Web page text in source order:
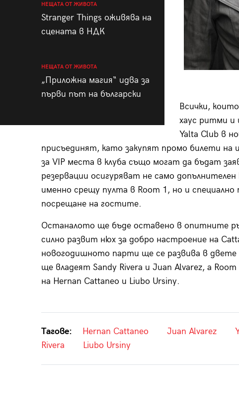
НЕЩАТА ОТ ЖИВОТА
Stranger Things оживява на
сцената в НДК
НЕЩАТА ОТ ЖИВОТА
„Приложна магия“ идва за
първи път на български
Всички,
хаус ритми и
Yalta Club в
присъединят, като закупят промо билети на
за VIP места в клуба също могат да бъдат
резервации осигуряват не само
именно срещу пулта в Room 1, но и
посрещане на гостите.
Останалото ще бъде оставено в опитните
силно развит нюх за добро настроение на
новогодишното парти ще се развива в двете
ще владеят Sandy Rivera и Juan Alvarez, а
на Hernan Cattaneo и Liubo Ursiny.
Тагове: Hernan Cattaneo Juan Alvarez
Rivera
Liubo Ursiny